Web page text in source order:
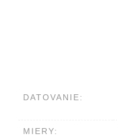
DATOVANIE:
MIERY: